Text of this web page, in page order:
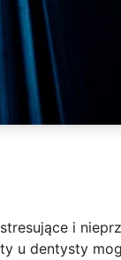
i
u dentysty